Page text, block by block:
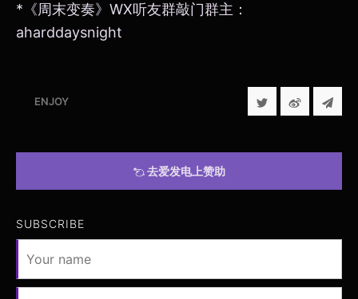
*《周末变奏》WX听友群敲门群主：
aharddaysnight
ENJOY
去爱发电上赞助
SUBSCRIBE